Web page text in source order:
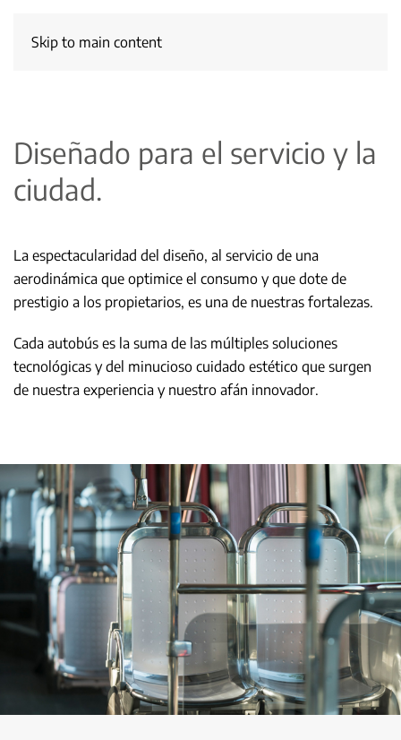
Skip to main content
Diseñado para el servicio y la
ciudad.
La espectacularidad del diseño, al servicio de una
aerodinámica que optimice el consumo y que dote de
prestigio a los propietarios, es una de nuestras fortalezas.
Cada autobús es la suma de las múltiples soluciones
tecnológicas y del minucioso cuidado estético que surgen
de nuestra experiencia y nuestro afán innovador.